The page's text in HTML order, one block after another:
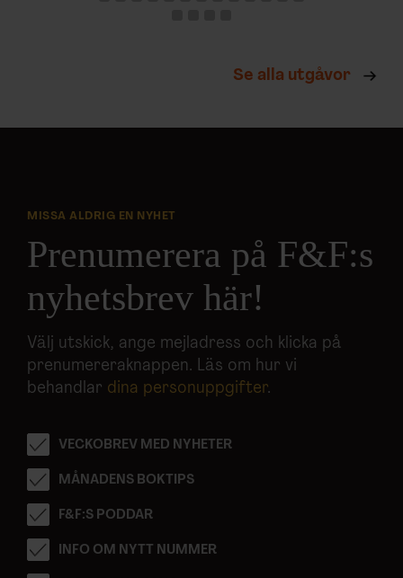
Se alla utgåvor
MISSA ALDRIG EN NYHET
Prenumerera på F&F:s
nyhetsbrev här!
Välj utskick, ange mejladress och klicka på
prenumereraknappen. Läs om hur vi
behandlar dina personuppgifter.
VECKOBREV MED NYHETER
MÅNADENS BOKTIPS
F&F:S PODDAR
INFO OM NYTT NUMMER